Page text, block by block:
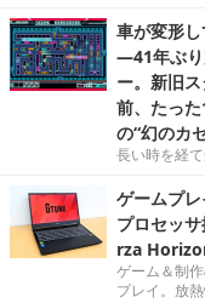
車が変形
―41年ぶり
ー。新旧
前、たっ
の“幻のカ
長い時を経
ゲームプ
プロセッ
rza
ゲーム＆制
プレイ。放